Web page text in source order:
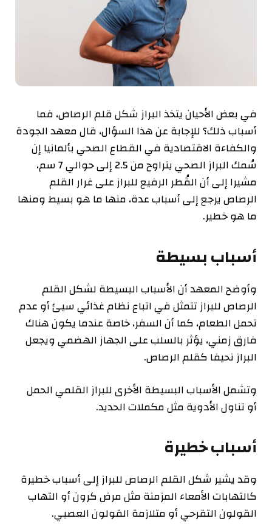
في بعض الأحيان يتخذ البراز شكل قلم الرصاص، فما
أسباب ذلك؟ ‫للإجابة عن هذا السؤال، قال معهد الجودة
والكفاءة الاقتصادية في القطاع ‫الصحي بألمانيا إن
سُمك البراز الصحي يتراوح من 2.5 إلى حوالي 7 سم،
‫مشيرا إلى أن القُطر الرفيع للبراز على غرار القلم
الرصاص يرجع إلى ‫أسباب عدة، منها ما هو بسيط ومنها
ما هو خطير.
‫أسباب بسيطة
وأوضح المعهد أن الأسباب البسيطة لشكل القلم
الرصاص للبراز تتمثل في ‫اتباع نظام غذائي سيئ أو عدم
تحمل الطعام، كما أن السفر، خاصة عندما ‫يكون هناك
فارق زمني، يؤثر بالسلب على الجهاز الهضمي ويجعل
البراز نحيفا ‫كقلم الرصاص.
‫وتشمل الأسباب البسيطة الأخرى للبراز القلمي الحمل
أو تناول الأدوية مثل ‫مكملات الحديد.
‫أسباب خطيرة
وقد يشير شكل القلم الرصاص للبراز إلى أسباب خطيرة
كالتهابات الأمعاء ‫المزمنة مثل مرض كرون أو التهاب
القولون التقرحي أو متلازمة القولون ‫العصبي.